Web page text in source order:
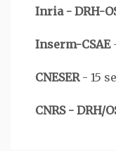
Inria - DRH-
Inserm-CSAE
CNESER- 15
CNRS - DRH/